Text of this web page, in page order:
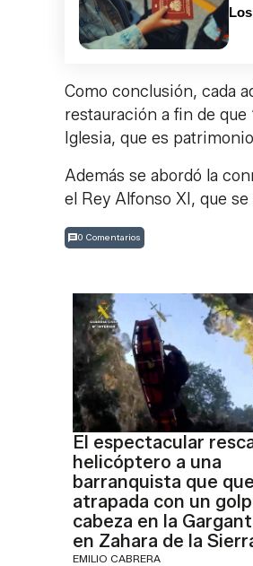
Como conclusión, cada
restauración a fin de
Iglesia, que es
Además se abordó la
el Rey Alfonso XI, que
0 Comentarios
El espectacular
helicóptero a una
barranquista que
atrapada con un
cabeza en la
en Zahara de la
EMILIO CABRERA